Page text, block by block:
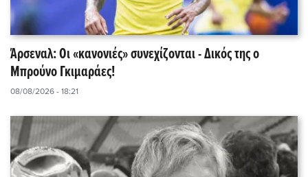
Άρσεναλ: Οι «κανονιές» συνεχίζονται - Δικός της ο
Μπρούνο Γκιμαράες!
08/08/2026 - 18:21